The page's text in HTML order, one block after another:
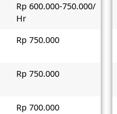
Rp 600.000-750.000/
Hr
Rp 750.000
Rp 750.000
Rp 700.000